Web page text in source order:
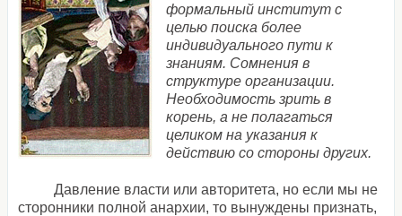
формальный институт с
целью поиска более
индивидуального пути к
знаниям. Сомнения в
структуре организации.
Необходимость зрить в
корень, а не полагаться
целиком на указания к
действию со стороны других.
Давление власти или авторитета, но если мы не
сторонники полной анархии, то вынуждены признать,